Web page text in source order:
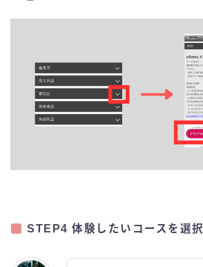
STEP4 体験したいコースを選択